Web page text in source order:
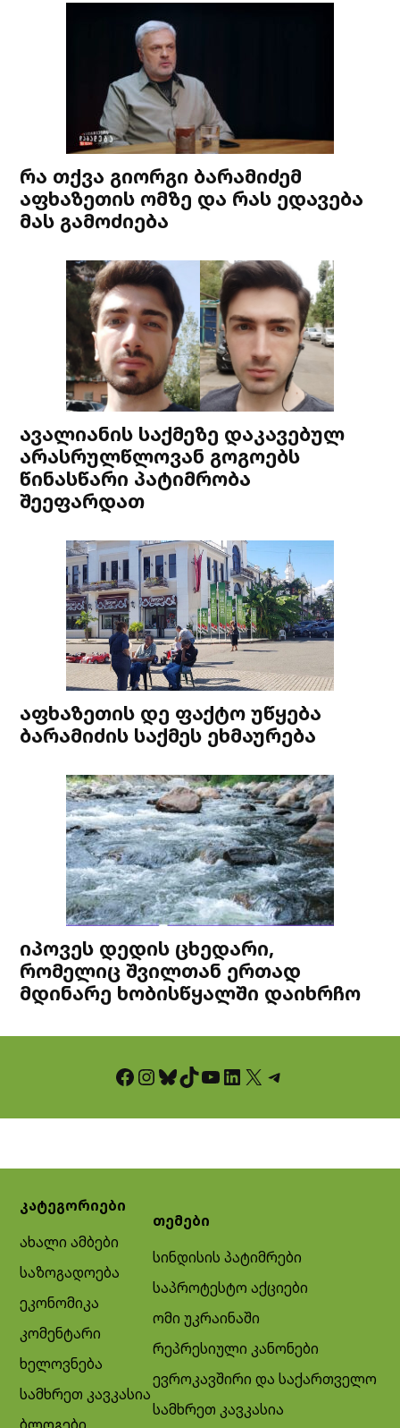
რა თქვა გიორგი ბარამიძემ
აფხაზეთის ომზე და რას ედავება
მას გამოძიება
ავალიანის საქმეზე დაკავებულ
არასრულწლოვან გოგოებს
წინასწარი პატიმრობა
შეეფარდათ
აფხაზეთის დე ფაქტო უწყება
ბარამიძის საქმეს ეხმაურება
იპოვეს დედის ცხედარი,
რომელიც შვილთან ერთად
მდინარე ხობისწყალში დაიხრჩო
Facebook InstagramBluesky TikTok YouTube LinkedIn X Telegram
კატეგორიები
ახალი ამბები
საზოგადოება
ეკონომიკა
კომენტარი
ხელოვნება
სამხრეთ კავკასია
ბლოგები
თემები
სინდისის პატიმრები
საპროტესტო აქციები
ომი უკრაინაში
რეპრესიული კანონები
ევროკავშირი და საქართველო
სამხრეთ კავკასია